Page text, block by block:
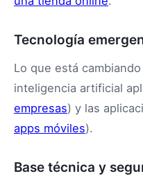
Tecnología
Lo que está
inteligencia artificial
empresas) y las
apps móviles).
Base técnica y